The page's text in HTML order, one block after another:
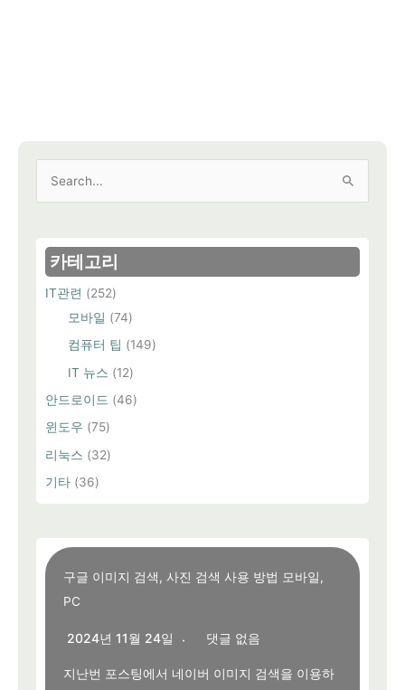
상
카테고리
IT관련 (252)
모바일 (74)
컴퓨터 팁 (149)
IT 뉴스 (12)
안드로이드 (46)
윈도우 (75)
리눅스 (32)
기타 (36)
구글 이미지 검색, 사진 검색 사용 방법 모바일,
PC
2024년 11월 24일 댓글 없음
지난번 포스팅에서 네이버 이미지 검색을 이용하